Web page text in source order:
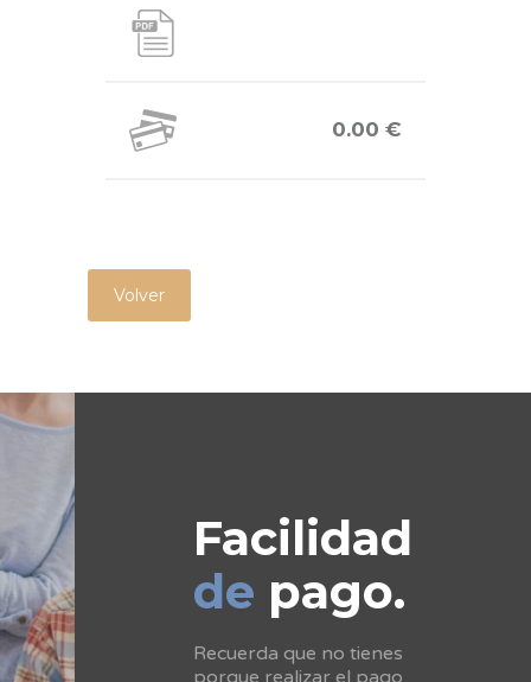
0.00 €
Volver
Facilidad
de pago.
Recuerda que no tienes
porque realizar el pago